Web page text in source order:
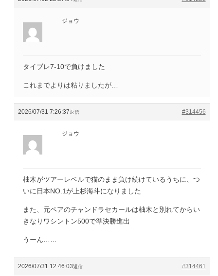
ジョウ
タイブレ7-10で負けました
これまでよりは粘りましたが…
2026/07/31 7:26:37 #314456
返信
ジョウ
柚木がツアーレベルで猫のまま負け続けているうちに、つ
いに日本NO.1が上杉海斗になりました
また、元ペアのチャンドラセカールは柚木と別れてからい
きなりワシントン500で準決勝進出
うーん……
2026/07/31 12:46:03 #314461
返信